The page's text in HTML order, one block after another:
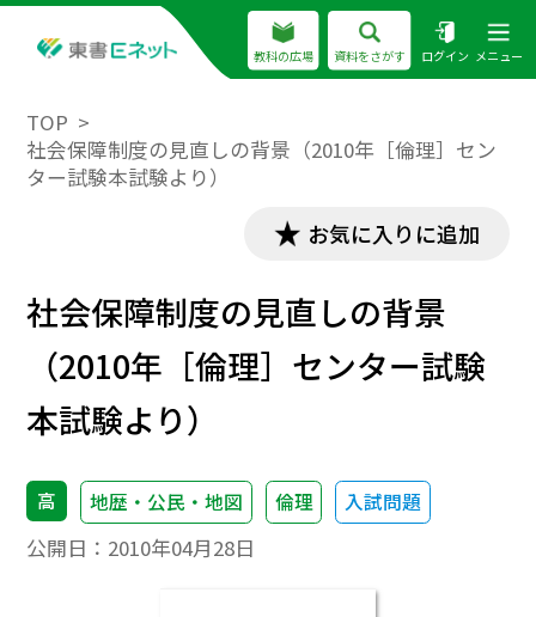
教科の広場 資料をさがす ログイン メニュー
TOP
社会保障制度の見直しの背景（2010年［倫理］セン
ター試験本試験より）
お気に入りに追加
社会保障制度の見直しの背景
（2010年［倫理］センター試験
本試験より）
高 地歴・公民・地図 倫理 入試問題
公開日： 2010年04月28日